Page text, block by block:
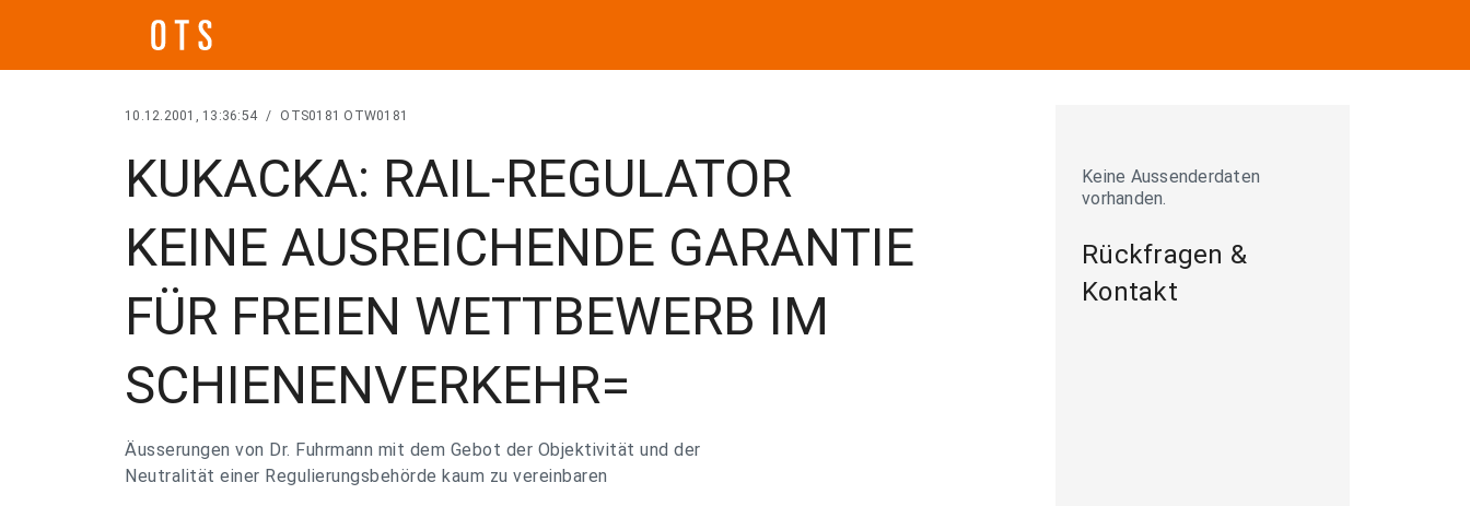
10.12.2001, 13:36:54 / OTS0181 OTW0181
KUKACKA: RAIL-REGULATOR
KEINE AUSREICHENDE GARANTIE
FÜR FREIEN WETTBEWERB IM
SCHIENENVERKEHR=
Äusserungen von Dr. Fuhrmann mit dem Gebot der Objektivität und der
Neutralität einer Regulierungsbehörde kaum zu vereinbaren
Keine Aussenderdaten
vorhanden.
Rückfragen &
Kontakt